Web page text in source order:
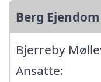
Berg
Bjerreby
Ansatte: